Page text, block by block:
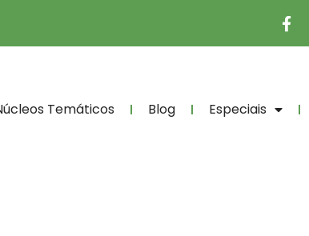
Temáticos Blog Especiais